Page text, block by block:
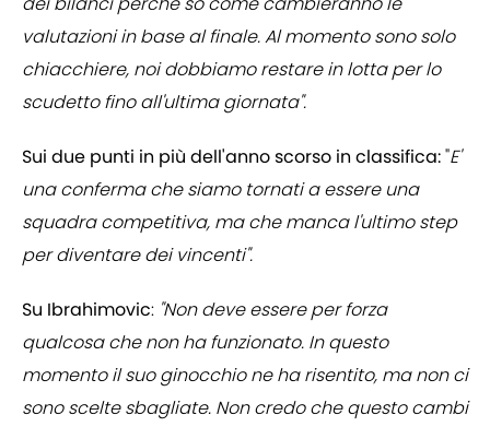
valutazioni in base al finale. Al momento sono solo
chiacchiere, noi dobbiamo restare in lotta per lo
scudetto fino all'ultima giornata".
Sui due punti in più dell'anno scorso in classifica:"E'
una conferma che siamo tornati a essere una
squadra competitiva, ma che manca l'ultimo step
per diventare dei vincenti".
Su Ibrahimovic: "Non deve essere per forza
qualcosa che non ha funzionato. In questo
momento il suo ginocchio ne ha risentito, ma non ci
sono scelte sbagliate. Non credo che questo cambi